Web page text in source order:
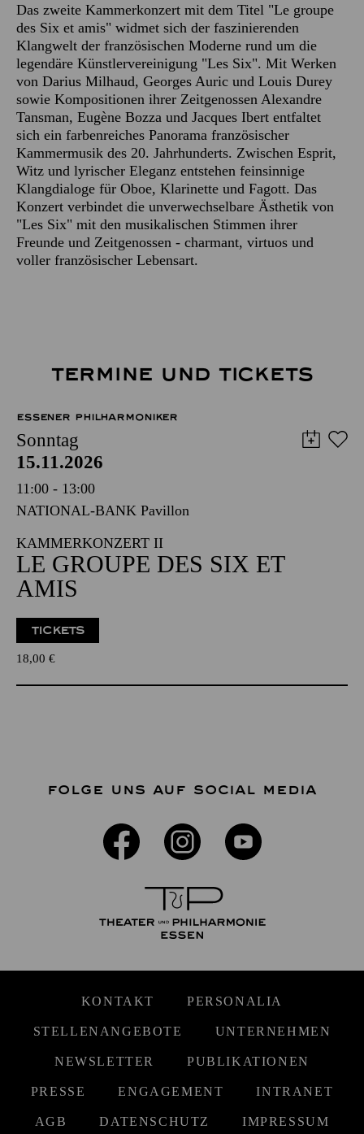
Das zweite Kammerkonzert mit dem Titel "Le groupe
des Six et amis" widmet sich der faszinierenden
Klangwelt der französischen Moderne rund um die
legendäre Künstlervereinigung "Les Six". Mit Werken
von Darius Milhaud, Georges Auric und Louis Durey
sowie Kompositionen ihrer Zeitgenossen Alexandre
Tansman, Eugène Bozza und Jacques Ibert entfaltet
sich ein farbenreiches Panorama französischer
Kammermusik des 20. Jahrhunderts. Zwischen Esprit,
Witz und lyrischer Eleganz entstehen feinsinnige
Klangdialoge für Oboe, Klarinette und Fagott. Das
Konzert verbindet die unverwechselbare Ästhetik von
"Les Six" mit den musikalischen Stimmen ihrer
Freunde und Zeitgenossen - charmant, virtuos und
voller französischer Lebensart.
TERMINE UND TICKETS
ESSENER PHILHARMONIKER
Sonntag
15.11.2026
11:00 - 13:00
NATIONAL-BANK Pavillon
KAMMERKONZERT II
LE GROUPE DES SIX ET
AMIS
TICKETS
18,00 €
FOLGE UNS AUF SOCIAL MEDIA
KONTAKT PERSONALIA
STELLENANGEBOTE UNTERNEHMEN
NEWSLETTER PUBLIKATIONEN
PRESSE ENGAGEMENT INTRANET
AGB DATENSCHUTZ IMPRESSUM